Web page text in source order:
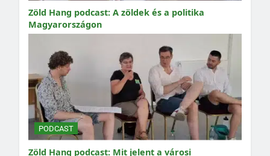
Zöld Hang podcast: A zöldek és a politika
Magyarországon
PODCAST
Zöld Hang podcast: Mit jelent a városi